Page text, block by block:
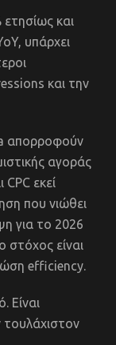
και
υπάρχει
και την
απορροφούν
αγοράς
εκεί
που νιώθει
για το 2026
στόχος είναι
efficiency.
Είναι